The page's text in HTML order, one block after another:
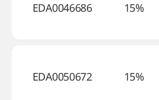
EDA0046686 15%
EDA0050672 15%